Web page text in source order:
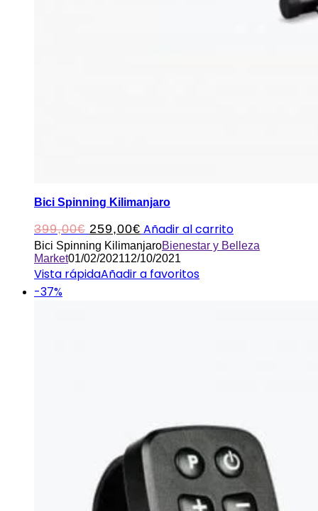
Bici Spinning Kilimanjaro
399,00€ El
precio
original
259,00€ El
precio
actual
Añadir al carrito
Bici Spinning KilimanjaroBienestar y Belleza
Market01/02/202112/10/2021
Vista rápidaAñadir a favoritos
-37%